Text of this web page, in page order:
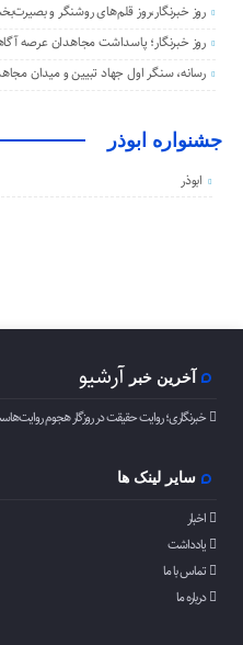
روز خبرنگار،روز قلم‌های روشنگر و
روز خبرنگار؛ پاسداشت مجاهدان عرصه
رسانه، سنگر اول جهاد تبیین و میدان
جشنواره ابوذر
ابوذر
آخرین خبر آرشیو
خبرنگاری؛ روایت حقیقت در روزگار هجوم
سایر لینک ها
اخبار
یادداشت
تماس با ما
درباره ما